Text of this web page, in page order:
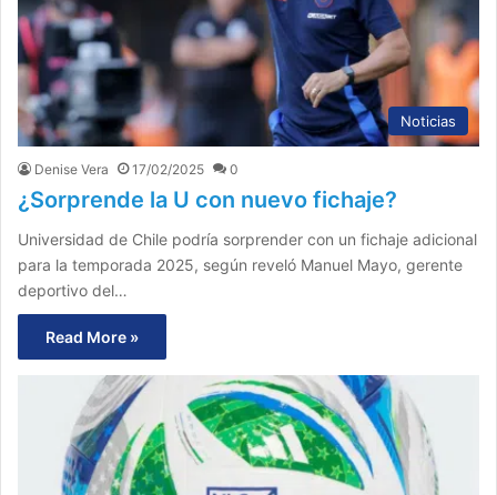
Noticias
Denise Vera 17/02/2025 0
¿Sorprende la U con nuevo fichaje?
Universidad de Chile podría sorprender con un fichaje adicional
para la temporada 2025, según reveló Manuel Mayo, gerente
deportivo del…
Read More »